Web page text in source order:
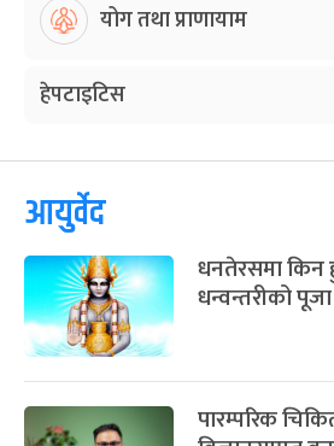
योग तथा प्राणायाम
हेपटाइटिस
आयुर्वेद
धनतेरसमा किन
धन्वन्तरीको
पारम्परिक